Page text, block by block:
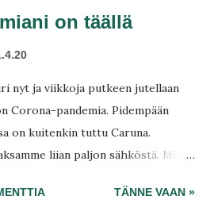
on täällä
nyt ja viikkoja putkeen jutellaan
Corona-pandemia. Pidempään
on kuitenkin tuttu Caruna.
liian paljon sähköstä. Mitä
Kukaan ei välitä, eivät edesTÄNNE VAAN »